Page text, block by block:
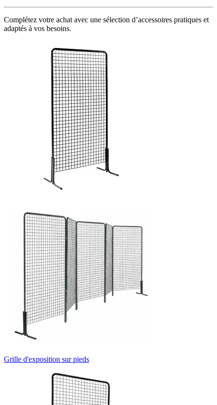
Complétez votre achat avec une sélection d’accessoires pratiques et
adaptés à vos besoins.
Grille d'exposition sur pieds